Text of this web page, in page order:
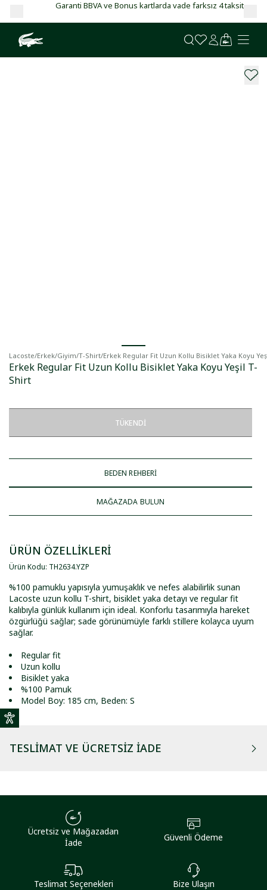
Garanti BBVA ve Bonus kartlarda vade farksız 4 taksit!
Lacoste/Erkek/Giyim/T-Shirt/Erkek Regular Fit Uzun Kollu Bisiklet Yaka Koyu
Erkek Regular Fit Uzun Kollu Bisiklet Yaka Koyu Yeşil T-
Shirt
TÜKENDI
BEDEN REHBERİ
MAĞAZADA BULUN
ÜRÜN ÖZELLİKLERİ
Ürün Kodu: TH2634.YZP
%100 pamuklu yapısıyla yumuşaklık ve nefes alabilirlik sunan
Lacoste uzun kollu T-shirt, bisiklet yaka detayı ve regular fit
kalıbıyla günlük kullanım için ideal. Konforlu tasarımıyla hareket
özgürlüğü sağlar; sade görünümüyle farklı stillere kolayca uyum
sağlar.
Regular fit
Uzun kollu
Bisiklet yaka
%100 Pamuk
Model Boy: 185 cm, Beden: S
TESLIMAT VE ÜCRETSIZ İADE
Ücretsiz ve Mağazadan
İade
Güvenli Ödeme
Teslimat Seçenekleri Bize Ulaşın